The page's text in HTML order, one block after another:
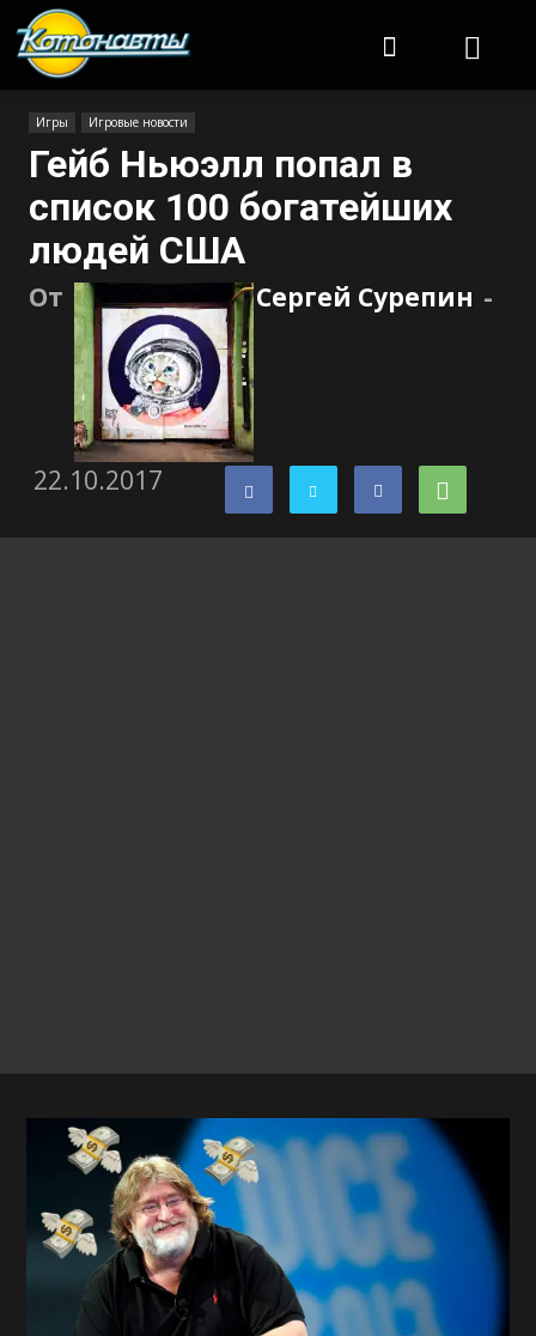
Игры Игровые новости
Гейб Ньюэлл попал в
список 100 богатейших
людей США
От Сергей Сурепин -
22.10.2017